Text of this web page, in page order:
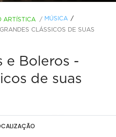
ARTÍSTICA / MÚSICA
CLÁSSICOS DE SUAS
e Boleros -
de suas